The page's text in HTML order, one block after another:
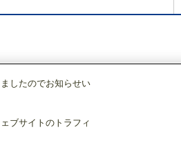
したのでお知らせい
ブサイトのトラフィ